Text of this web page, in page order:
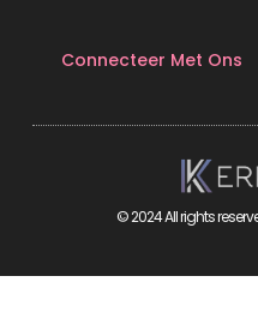
Connecteer Met Ons
© 2024 All rights